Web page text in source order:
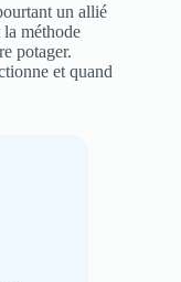
un allié
la méthode
potager.
et quand